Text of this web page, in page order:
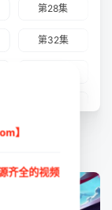
第28集
第32集
第48集
豆瓣:9.0分
】
齐全的视频